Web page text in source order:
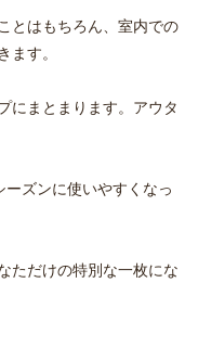
とはもちろん、室内での
ます。
にまとまります。アウタ
ズンに使いやすくなっ
ただけの特別な一枚にな